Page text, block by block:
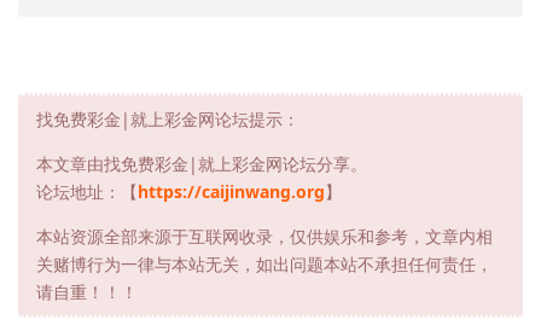
找免费彩金|就上彩金网论坛提示：
本文章由找免费彩金|就上彩金网论坛分享。
论坛地址：【https://caijinwang.org】
本站资源全部来源于互联网收录，仅供娱乐和参考，文章内相
关赌博行为一律与本站无关，如出问题本站不承担任何责任，
请自重！！！